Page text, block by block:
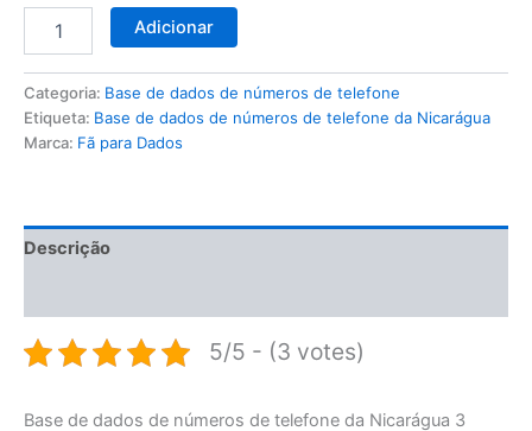
Adicionar
Categoria: Base de dados de números de telefone
Etiqueta: Base de dados de números de telefone da Nicarágua
Marca: Fã para Dados
Descrição
5/5 - (3 votes)
Base de dados de números de telefone da Nicarágua 3